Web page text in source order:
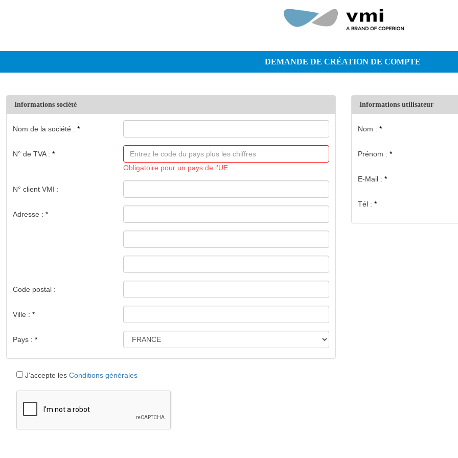
DEMANDE DE CRÉATION DE COMPTE
Informations société
Nom de la société :
N° de TVA :
Obligatoire pour un pays de l'UE.
N° client VMI :
Adresse :
Code postal :
Ville :
Pays :
Informations utilisateur
Nom :
Prénom :
E-Mail :
Tél :
J'accepte les Conditions générales